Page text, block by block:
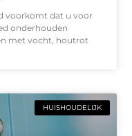
voorkomt dat u voor
onderhouden
met vocht, houtrot
HUISHOUDELIJK